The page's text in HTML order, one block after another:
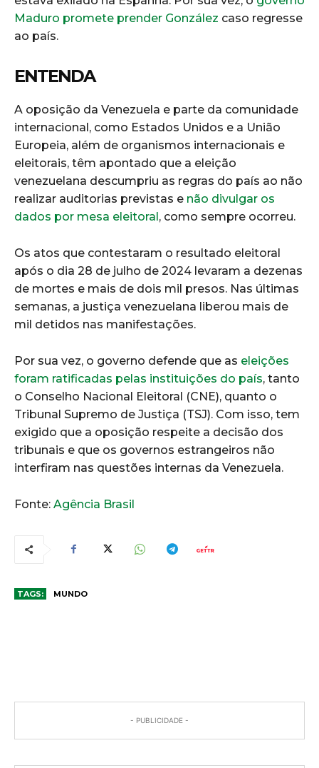
Maduro promete prender González caso regresse
ao país.
ENTENDA
A oposição da Venezuela e parte da comunidade
internacional, como Estados Unidos e a União
Europeia, além de organismos internacionais e
eleitorais, têm apontado que a eleição
venezuelana descumpriu as regras do país ao não
realizar auditorias previstas e não divulgar os
dados por mesa eleitoral, como sempre ocorreu.
Os atos que contestaram o resultado eleitoral
após o dia 28 de julho de 2024 levaram a dezenas
de mortes e mais de dois mil presos. Nas últimas
semanas, a justiça venezuelana liberou mais de
mil detidos nas manifestações.
Por sua vez, o governo defende que as eleições
foram ratificadas pelas instituições do país, tanto
o Conselho Nacional Eleitoral (CNE), quanto o
Tribunal Supremo de Justiça (TSJ). Com isso, tem
exigido que a oposição respeite a decisão dos
tribunais e que os governos estrangeiros não
interfiram nas questões internas da Venezuela.
Fonte: Agência Brasil
TAGS: MUNDO
- PUBLICIDADE -